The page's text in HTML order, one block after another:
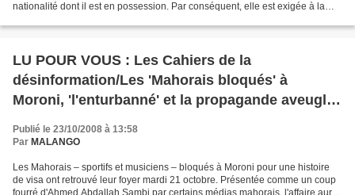
nationalité dont il est en possession. Par conséquent, elle est exigée à la
LU POUR VOUS : Les Cahiers de la
désinformation/Les 'Mahorais bloqués' à
Moroni, 'l'enturbanné' et la propagande aveugle
de certains journaux
Publié le 23/10/2008 à 13:58
Par MALANGO
Les Mahorais – sportifs et musiciens – bloqués à Moroni pour une histoire
de visa ont retrouvé leur foyer mardi 21 octobre. Présentée comme un coup
fourré d'Ahmed Abdallah Sambi par certains médias mahorais, l'affaire aurait